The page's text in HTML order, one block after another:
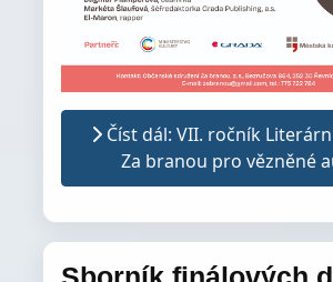
Číst dál: VII. ročník
Za branou pro vězněné